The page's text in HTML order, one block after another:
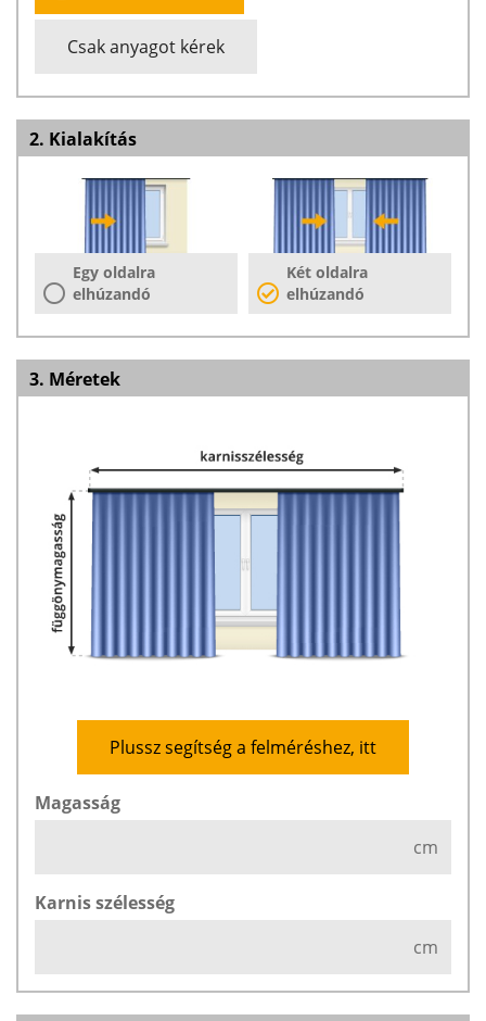
Csak anyagot kérek
2. Kialakítás
Egy oldalra
elhúzandó
Két oldalra
elhúzandó
3. Méretek
Plussz segítség a felméréshez, itt
Magasság
cm
Karnis szélesség
cm